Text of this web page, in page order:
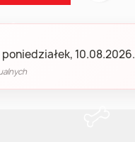
10.08.2026.